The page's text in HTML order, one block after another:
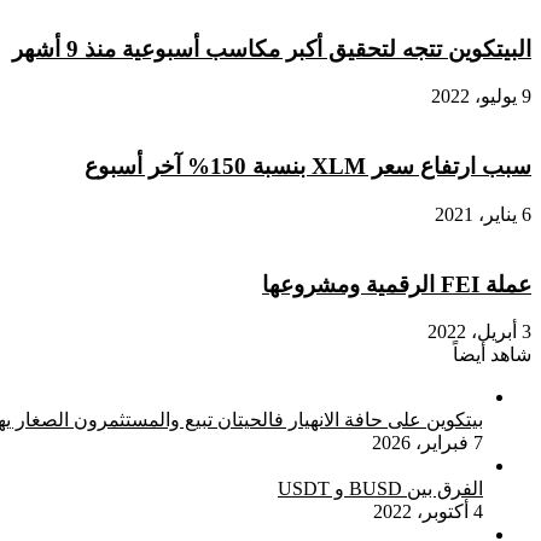
البيتكوين تتجه لتحقيق أكبر مكاسب أسبوعية منذ 9 أشهر
9 يوليو، 2022
سبب ارتفاع سعر XLM بنسبة 150% آخر أسبوع
6 يناير، 2021
عملة FEI الرقمية ومشروعها
3 أبريل، 2022
شاهد أيضاً
بيتكوين على حافة الانهيار فالحيتان تبيع والمستثمرون الصغار
7 فبراير، 2026
الفرق بين BUSD و USDT
4 أكتوبر، 2022